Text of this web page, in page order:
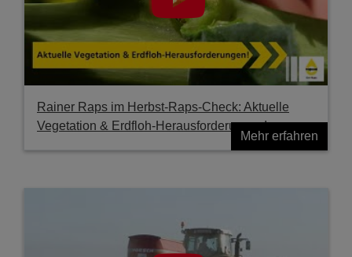
Rainer Raps im Herbst-Raps-Check: Aktuelle
Vegetation & Erdfloh-Herausforderungen!
Mehr erfahren